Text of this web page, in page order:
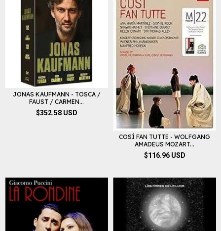
JONAS KAUFMANN - TOSCA /
FAUST / CARMEN...
$352.58 USD
COSÍ FAN TUTTE - WOLFGANG
AMADEUS MOZART...
$116.96 USD